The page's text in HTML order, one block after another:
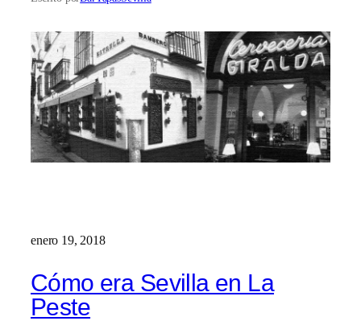
enero 19, 2018
Cómo era Sevilla en La
Peste